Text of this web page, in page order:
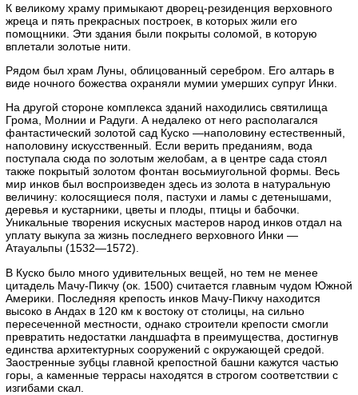
К великому храму примыкают дворец-резиденция верховного
жреца и пять прекрасных построек, в которых жили его
помощники. Эти здания были покрыты соломой, в которую
вплетали золотые нити.
Рядом был храм Луны, облицованный серебром. Его алтарь в
виде ночного божества охраняли мумии умерших супруг Инки.
На другой стороне комплекса зданий находились святилища
Грома, Молнии и Радуги. А недалеко от него располагался
фантастический золотой сад Куско —наполовину естественный,
наполовину искусственный. Если верить преданиям, вода
поступала сюда по золотым желобам, а в центре сада стоял
также покрытый золотом фонтан восьмиугольной формы. Весь
мир инков был воспроизведен здесь из золота в натуральную
величину: колосящиеся поля, пастухи и ламы с детенышами,
деревья и кустарники, цветы и плоды, птицы и бабочки.
Уникальные творения искусных мастеров народ инков отдал на
уплату выкупа за жизнь последнего верховного Инки —
Атауальпы (1532—1572).
В Куско было много удивительных вещей, но тем не менее
цитадель Мачу-Пикчу (ок. 1500) считается главным чудом Южной
Америки. Последняя крепость инков Мачу-Пикчу находится
высоко в Андах в 120 км к востоку от столицы, на сильно
пересеченной местности, однако строители крепости смогли
превратить недостатки ландшафта в преимущества, достигнув
единства архитектурных сооружений с окружающей средой.
Заостренные зубцы главной крепостной башни кажутся частью
горы, а каменные террасы находятся в строгом соответствии с
изгибами скал.